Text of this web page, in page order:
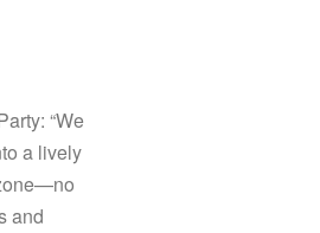
“We
a lively
and